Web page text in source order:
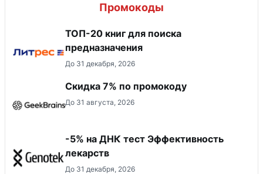
Промокоды
ТОП-20 книг для поиска
предназначения
До 31 декабря, 2026
Скидка 7% по промокоду
До 31 августа, 2026
-5% на ДНК тест Эффективность
лекарств
До 31 декабря, 2026